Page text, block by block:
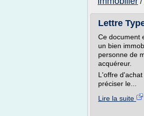
Lettre
Ce document
un bien
personne de
acquéreur.
L'offre
préciser le...
Lire la suite